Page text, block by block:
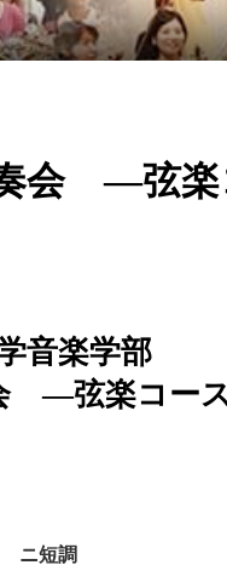
奏会 ―弦
音楽学部
―弦楽コー
ニ短調